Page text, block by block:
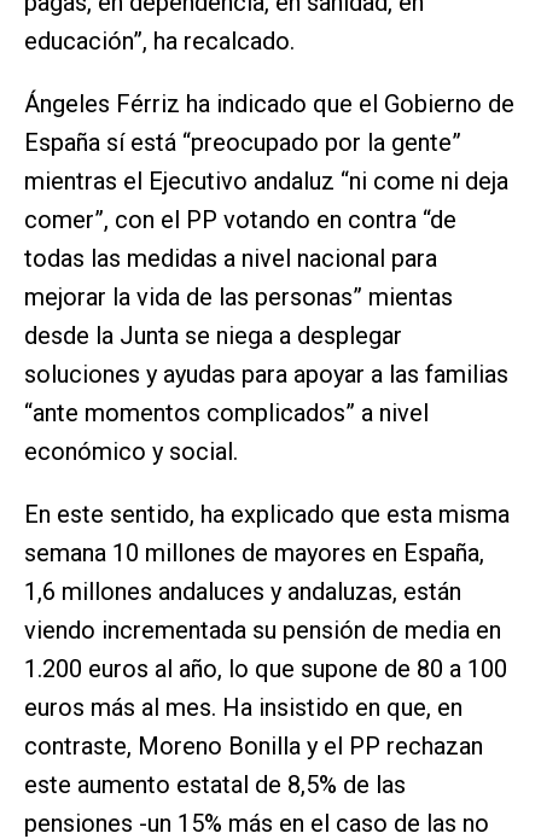
educación”, ha recalcado.
Ángeles Férriz ha indicado que el Gobierno de
España sí está “preocupado por la gente”
mientras el Ejecutivo andaluz “ni come ni deja
comer”, con el PP votando en contra “de
todas las medidas a nivel nacional para
mejorar la vida de las personas” mientas
desde la Junta se niega a desplegar
soluciones y ayudas para apoyar a las familias
“ante momentos complicados” a nivel
económico y social.
En este sentido, ha explicado que esta misma
semana 10 millones de mayores en España,
1,6 millones andaluces y andaluzas, están
viendo incrementada su pensión de media en
1.200 euros al año, lo que supone de 80 a 100
euros más al mes. Ha insistido en que, en
contraste, Moreno Bonilla y el PP rechazan
este aumento estatal de 8,5% de las
pensiones -un 15% más en el caso de las no